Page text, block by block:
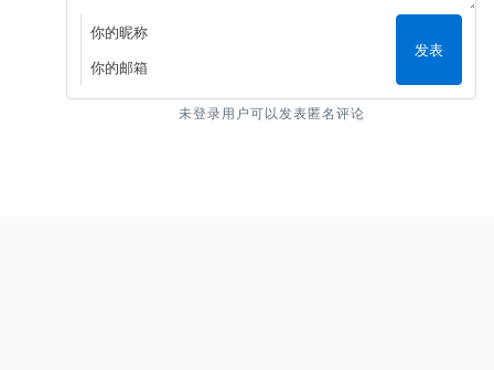
发表
未登录用户可以发表匿名评论